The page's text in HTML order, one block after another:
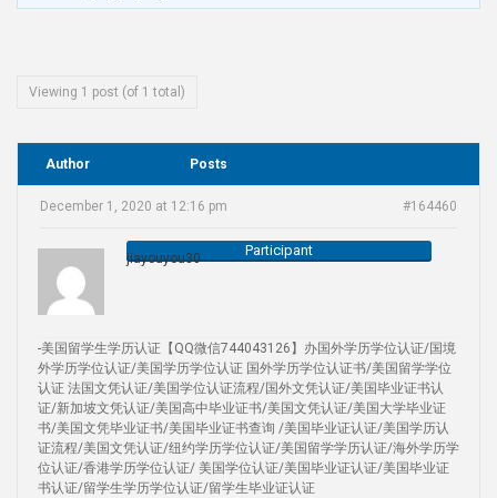
Viewing 1 post (of 1 total)
Author Posts
December 1, 2020 at 12:16 pm #164460
jiayouyou30 Participant
-美国留学生学历认证【QQ微信744043126】办国外学历学位认证/国境
外学历学位认证/美国学历学位认证 国外学历学位认证书/美国留学学位
认证 法国文凭认证/美国学位认证流程/国外文凭认证/美国毕业证书认
证/新加坡文凭认证/美国高中毕业证书/美国文凭认证/美国大学毕业证
书/美国文凭毕业证书/美国毕业证书查询 /美国毕业证认证/美国学历认
证流程/美国文凭认证/纽约学历学位认证/美国留学学历认证/海外学历学
位认证/香港学历学位认证/ 美国学位认证/美国毕业证认证/美国毕业证
书认证/留学生学历学位认证/留学生毕业证认证